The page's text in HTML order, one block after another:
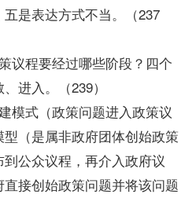
是表达方式不当。（237
程要经过哪些阶段？四个
进入。（239）
式（政策问题进入政策议
（是属非政府团体创始政策
公众议程，再介入政府议
接创始政策问题并将该问题